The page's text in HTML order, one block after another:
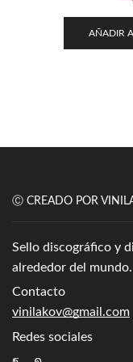
AÑADIR
Ⓒ CREADO POR
Sello discográfico y
alrededor del mundo.
Contacto
vinilakov@gmail.com
Redes sociales